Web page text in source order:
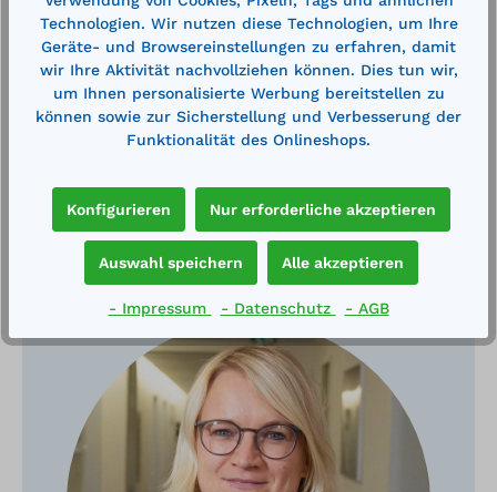
Mehr
Technische Daten
Haben Sie Fragen?
Technologien. Wir nutzen diese Technologien, um Ihre
Geräte- und Browsereinstellungen zu erfahren, damit
wir Ihre Aktivität nachvollziehen können. Dies tun wir,
um Ihnen personalisierte Werbung bereitstellen zu
können sowie zur Sicherstellung und Verbesserung der
Funktionalität des Onlineshops.
Konfigurieren Nur erforderliche akzeptieren
Auswahl speichern Alle akzeptieren
- Impressum - Datenschutz - AGB